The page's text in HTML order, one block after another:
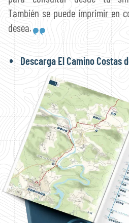
También se puede imprimir en
desea.
Descarga El Camino Costas